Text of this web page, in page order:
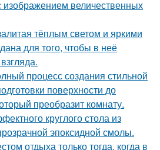
изображением величественных
тёплым светом и яркими
для того, чтобы в неё
процесс создания стильной
поверхности до
преобразит комнату.
круглого стола из
эпоксидной смолы.
отдыха только тогда, когда в